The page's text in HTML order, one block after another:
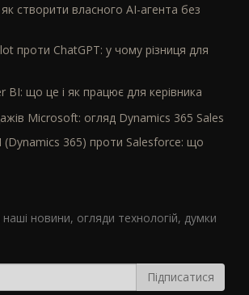
створити власного AI-агента без
проти ChatGPT: у чому різниця для
BI: що це і як працює для керівника
Microsoft: огляд Dynamics 365 Sales
(Dynamics 365) проти Salesforce: що
наші новини, огляди технологій, думки